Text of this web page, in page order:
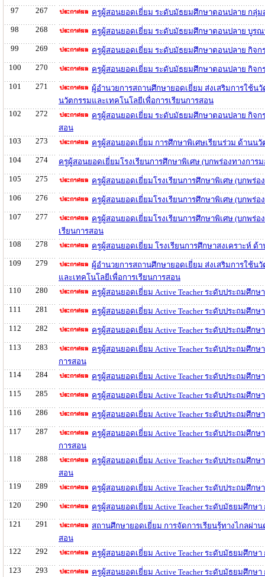
97 267
ครูผู้สอนยอดเยี่ยม ระดับมัธยมศึกษาตอนปลาย กลุ่ม
98
268
ครูผู้สอนยอดเยี่ยม ระดับมัธยมศึกษาตอนปลาย บูรณ
99
269
ครูผู้สอนยอดเยี่ยม ระดับมัธยมศึกษาตอนปลาย กิจ
100
270
ครูผู้สอนยอดเยี่ยม ระดับมัธยมศึกษาตอนปลาย กิจก
101
271
ผู้อำนวยการสถานศึกษายอดเยี่ยม ส่งเสริมการใช้น
นวัตกรรมและเทคโนโลยีเพื่อการเรียนการสอน
102
272
ครูผู้สอนยอดเยี่ยม ระดับมัธยมศึกษาตอนปลาย กิจก
สอน
103
273
ครูผู้สอนยอดเยี่ยม การศึกษาพิเศษเรียนร่วม ด้านน
104
274
ครูผู้สอนยอดเยี่ยมโรงเรียนการศึกษาพิเศษ (บกพร่องทางกา
105
275
ครูผู้สอนยอดเยี่ยมโรงเรียนการศึกษาพิเศษ (บกพร่
106
276
ครูผู้สอนยอดเยี่ยมโรงเรียนการศึกษาพิเศษ (บกพร่
107
277
ครูผู้สอนยอดเยี่ยมโรงเรียนการศึกษาพิเศษ (บกพร่
เรียนการสอน
108
278
ครูผู้สอนยอดเยี่ยม โรงเรียนการศึกษาสงเคราะห์
109
279
ผู้อำนวยการสถานศึกษายอดเยี่ยม ส่งเสริมการใช้น
และเทคโนโลยีเพื่อการเรียนการสอน
110
280
ครูผู้สอนยอดเยี่ยม Active Teacher ระดับประถมศึ
111
281
ครูผู้สอนยอดเยี่ยม Active Teacher ระดับประถมศึก
112
282
ครูผู้สอนยอดเยี่ยม Active Teacher ระดับประถมศึก
113
283
ครูผู้สอนยอดเยี่ยม Active Teacher ระดับประถมศึก
การสอน
114
284
ครูผู้สอนยอดเยี่ยม Active Teacher ระดับประถมศึก
115
285
ครูผู้สอนยอดเยี่ยม Active Teacher ระดับประถมศึก
116
286
ครูผู้สอนยอดเยี่ยม Active Teacher ระดับประถมศึก
117
287
ครูผู้สอนยอดเยี่ยม Active Teacher ระดับประถมศึก
การสอน
118
288
ครูผู้สอนยอดเยี่ยม Active Teacher ระดับประถมศึก
สอน
119
289
ครูผู้สอนยอดเยี่ยม Active Teacher ระดับประถมศึ
120
290
ครูผู้สอนยอดเยี่ยม Active Teacher ระดับมัธยมศึก
121
291
สถานศึกษายอดเยี่ยม การจัดการเรียนรู้ทางไกลผ่า
สอน
122
292
ครูผู้สอนยอดเยี่ยม Active Teacher ระดับมัธยมศึก
123
293
ครูผู้สอนยอดเยี่ยม Active Teacher ระดับมัธยมศึก